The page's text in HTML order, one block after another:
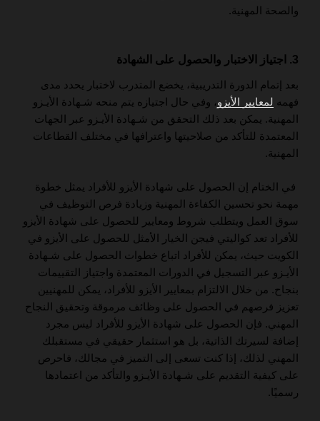
والصحة المهنية.
3. اجتياز الاختبار والحصول على الشهادة
بعد إتمام الدورة التدريبية، يخضع المتدرب لاختبار يحدد مدى
فهمه لمعايير الأيزو، وفي حال اجتيازه يتم منحه شـهادة الأيـزو
المهنية. يمكن بعد ذلك التحقق من شـهادة الأيـزو عبر الجهات
المعتمدة للتأكد من صلاحيتها واعترافها في مختلف القطاعات
المهنية.
في الختام إن الحصول على شهادة الأيزو للأفراد يمثل خطوة
مهمة نحو تحسين الكفاءة المهنية وزيادة فرص التوظيف في
سوق العمل ويتطلب شروط ومعايير للحصول على شهادة الأيزو
للأفراد تعد كواليتي فيجن الخيار الأمثل للحصول على الأيزو في
الكويت حيث، يمكن للأفراد اتباع خطوات الحصول على شـهادة
الأيـزو عبر التسجيل في الدورات المعتمدة واجتياز التقييمات
بنجاح. من خلال الالتزام بمعايير الأيزو للأفراد، يمكن للمهنيين
تعزيز فرصهم في الحصول على وظائف مرموقة وتحقيق النجاح
المهني. فإن الحصول على شهادة الأيزو للأفراد ليس مجرد
إضافة لسيرتك الذاتية، بل هو استثمار حقيقي في مستقبلك
المهني لذلك، إذا كنت تسعى إلى التميز في مجالك، فاحرص
على كيفية التقديم على شـهادة الأيـزو والتأكد من اعتمادها
رسميًا.